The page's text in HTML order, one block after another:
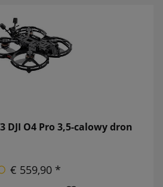
DJI O4 Pro 3,5-calowy dron
€ 559,90 *